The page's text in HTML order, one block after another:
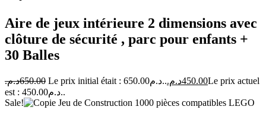
Aire de jeux intérieure 2 dimensions avec
clôture de sécurité , parc pour enfants +
30 Balles
650.00د.م. Le prix initial était : 650.00د.م.. 450.00د.م.
Le prix actuel
est : 450.00د.م..
Sale!